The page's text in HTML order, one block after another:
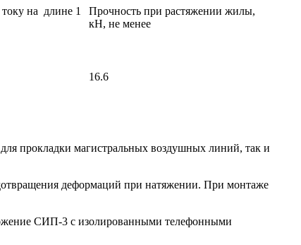
на длине 1
Прочность при растяжении жилы,
кН, не менее
16.6
прокладки магистральных воздушных линий, так и
деформаций при натяжении. При монтаже
СИП-3 с изолированными телефонными